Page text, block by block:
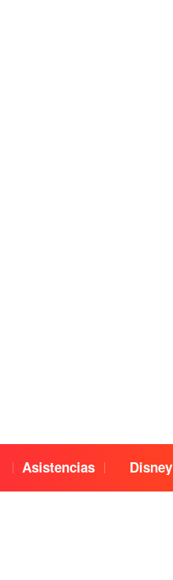
Asistencias Disney